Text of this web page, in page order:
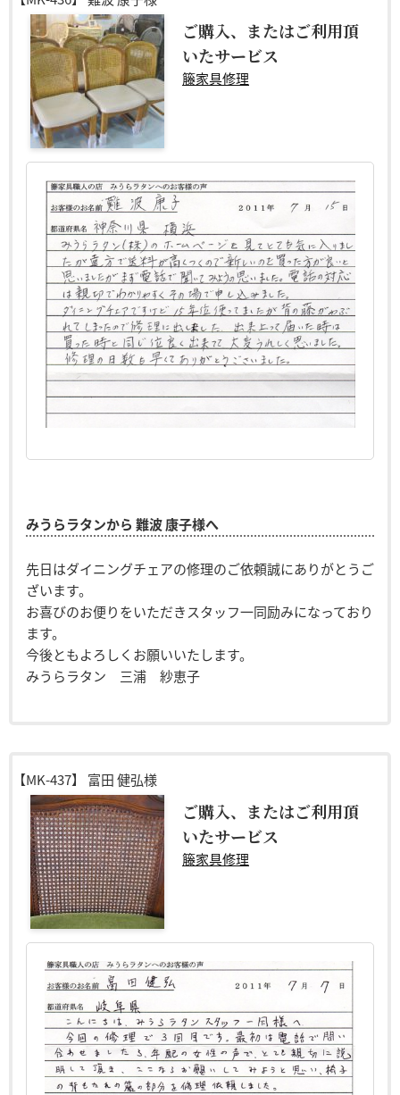
ご購入、またはご利用頂
いたサービス
籐家具修理
みうらラタンから 難波 康子様へ
先日はダイニングチェアの修理のご依頼誠にありがとうご
ざいます。
お喜びのお便りをいただきスタッフ一同励みになっており
ます。
今後ともよろしくお願いいたします。
みうらラタン 三浦 紗恵子
【MK-437】 富田 健弘様
ご購入、またはご利用頂
いたサービス
籐家具修理